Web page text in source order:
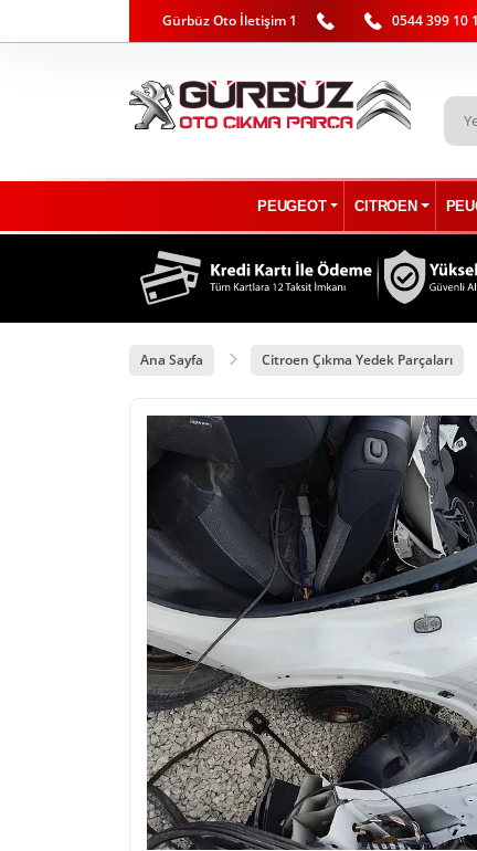
Gürbüz Oto İletişim 1 0544 399 10
PEUGEOT CITROEN
Ana Sayfa Citroen Çıkma Yedek Parçaları